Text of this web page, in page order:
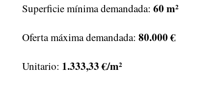
Superficie mínima demandada:60 m²
Oferta máxima demandada:80.000 €
Unitario: 1.333,33 €/m²